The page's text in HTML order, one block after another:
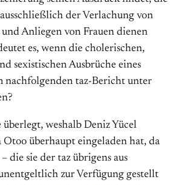
der Verlachung von
Anliegen von Frauen dienen
es, wenn die cholerischen,
sexistischen Ausbrüche eines
nachfolgenden taz-Bericht unter
überlegt, weshalb Deniz Yücel
Otoo überhaupt eingeladen hat, da
die sie der taz übrigens aus
zur Verfügung gestellt